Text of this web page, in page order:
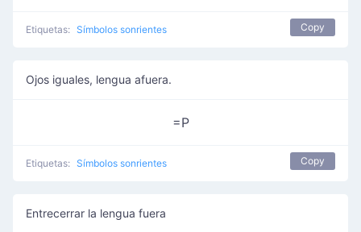
Etiquetas: Símbolos sonrientes Copy
Ojos iguales, lengua afuera.
=P
Etiquetas: Símbolos sonrientes Copy
Entrecerrar la lengua fuera